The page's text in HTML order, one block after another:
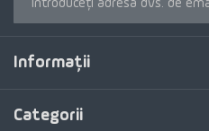
Informaţii
Categorii